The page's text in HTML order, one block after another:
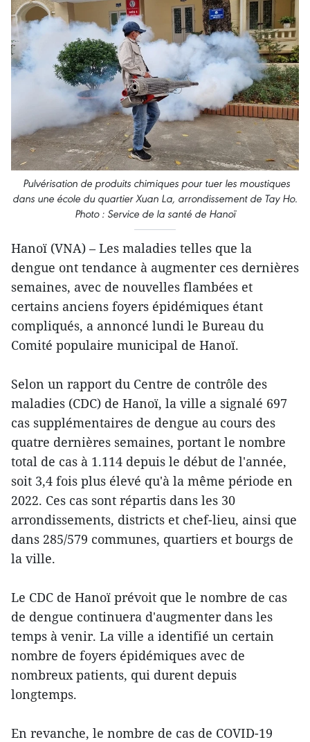
Pulvérisation de produits chimiques pour tuer les moustiques
dans une école du quartier Xuan La, arrondissement de Tay Ho.
Photo : Service de la santé de Hanoï
Hanoï (VNA) – Les maladies telles que la
dengue ont tendance à augmenter ces dernières
semaines, avec de nouvelles flambées et
certains anciens foyers épidémiques étant
compliqués, a annoncé lundi le Bureau du
Comité populaire municipal de Hanoï.
Selon un rapport du Centre de contrôle des
maladies (CDC) de Hanoï, la ville a signalé 697
cas supplémentaires de dengue au cours des
quatre dernières semaines, portant le nombre
total de cas à 1.114 depuis le début de l'année,
soit 3,4 fois plus élevé qu'à la même période en
2022. Ces cas sont répartis dans les 30
arrondissements, districts et chef-lieu, ainsi que
dans 285/579 communes, quartiers et bourgs de
la ville.
Le CDC de Hanoï prévoit que le nombre de cas
de dengue continuera d'augmenter dans les
temps à venir. La ville a identifié un certain
nombre de foyers épidémiques avec de
nombreux patients, qui durent depuis
longtemps.
En revanche, le nombre de cas de COVID-19